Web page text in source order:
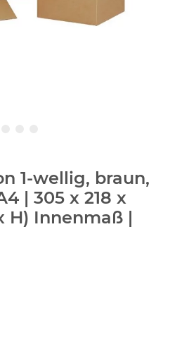
1-wellig, braun,
| 305 x 218 x
H) Innenmaß |